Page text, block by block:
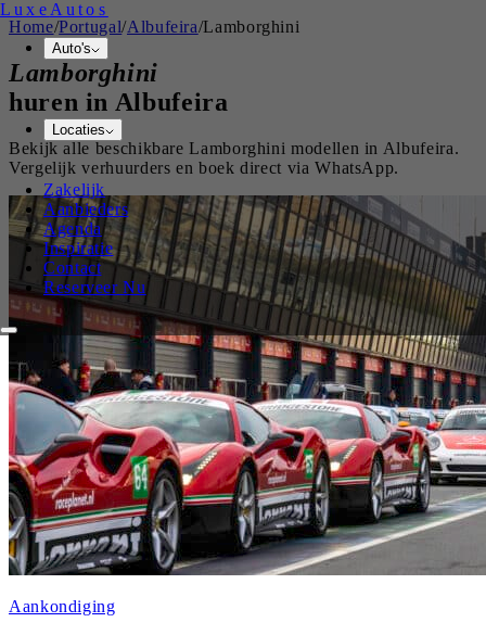
Luxe Autos
Auto's
Locaties
Zakelijk
Aanbieders
Agenda
Inspiratie
Contact
Reserveer Nu
Home/Portugal/Albufeira/Lamborghini
Lamborghini
huren in Albufeira
Bekijk alle beschikbareLamborghini modellen in Albufeira.
Vergelijk verhuurders en boek direct via WhatsApp.
Aankondiging